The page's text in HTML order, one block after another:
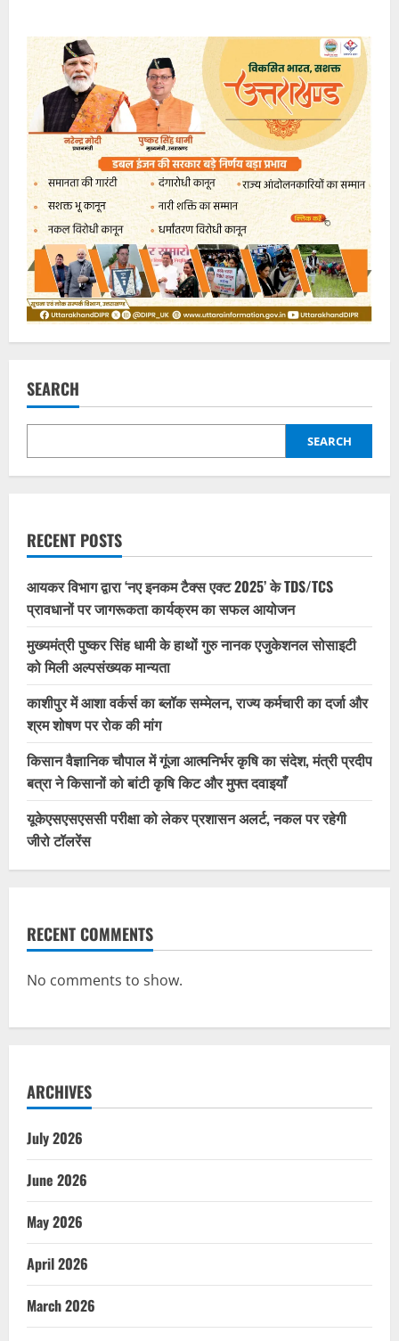
SEARCH
SEARCH
RECENT POSTS
आयकर विभाग द्वारा ‘नए इनकम टैक्स एक्ट 2025’ के TDS/TCS
प्रावधानों पर जागरूकता कार्यक्रम का सफल आयोजन
मुख्यमंत्री पुष्कर सिंह धामी के हाथों गुरु नानक एजुकेशनल सोसाइटी
को मिली अल्पसंख्यक मान्यता
काशीपुर में आशा वर्कर्स का ब्लॉक सम्मेलन, राज्य कर्मचारी का दर्जा और
श्रम शोषण पर रोक की मांग
किसान वैज्ञानिक चौपाल में गूंजा आत्मनिर्भर कृषि का संदेश, मंत्री प्रदीप
बत्रा ने किसानों को बांटी कृषि किट और मुफ्त दवाइयाँ
यूकेएसएसएससी परीक्षा को लेकर प्रशासन अलर्ट, नकल पर रहेगी
जीरो टॉलरेंस
RECENT COMMENTS
No comments to show.
ARCHIVES
July 2026
June 2026
May 2026
April 2026
March 2026